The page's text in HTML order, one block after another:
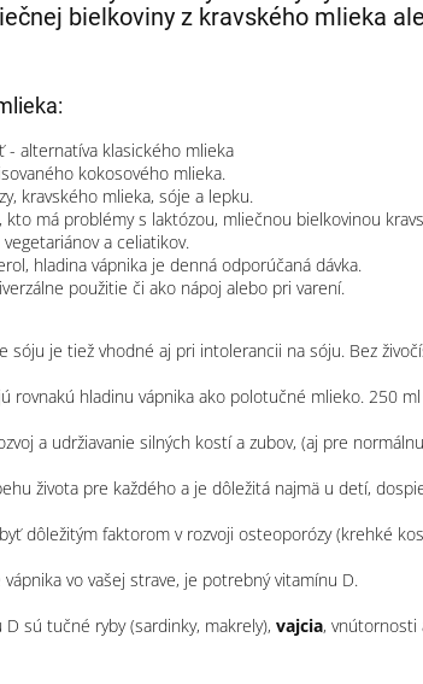
bielkoviny z kravského mlieka
- alternatíva klasického mlieka
kokosového mlieka.
kravského mlieka, sóje a lepku.
kto má problémy s laktózou, mliečnou bielkovinou
a celiatikov.
hladina vápnika je denná odporúčaná dávka.
použitie či ako nápoj alebo pri varení.
sóju je tiež vhodné aj pri intolerancii na sóju. Bez
rovnakú hladinu vápnika ako polotučné mlieko. 250
a udržiavanie silných kostí a zubov, (aj pre
života pre každého a je dôležitá najmä u detí,
dôležitým faktorom v rozvoji osteoporózy (krehké
vo vašej strave, je potrebný vitamínu D.
sú tučné ryby (sardinky, makrely), vajcia, vnútornosti